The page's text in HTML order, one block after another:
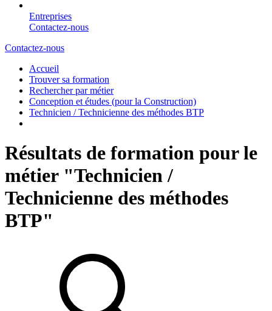
Entreprises
Contactez-nous
Contactez-nous
Accueil
Trouver sa formation
Rechercher par métier
Conception et études (pour la Construction)
Technicien / Technicienne des méthodes BTP
Résultats de formation pour le
métier "Technicien /
Technicienne des méthodes
BTP"